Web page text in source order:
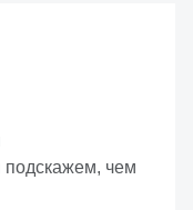
подскажем, чем